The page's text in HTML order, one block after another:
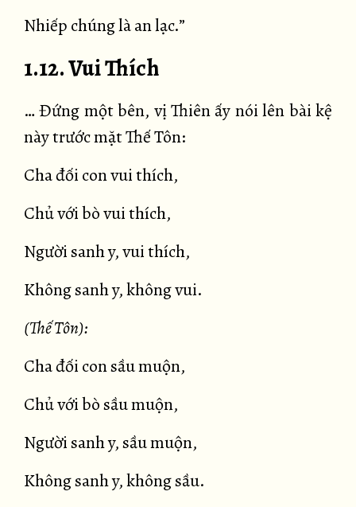
Nhiếp chúng là an lạc.”
1.12. Vui Thích
… Đứng một bên, vị Thiên ấy nói lên bài kệ
này trước mặt Thế Tôn:
Cha đối con vui thích,
Chủ với bò vui thích,
Người sanh y, vui thích,
Không sanh y, không vui.
(Thế Tôn):
Cha đối con sầu muộn,
Chủ với bò sầu muộn,
Người sanh y, sầu muộn,
Không sanh y, không sầu.